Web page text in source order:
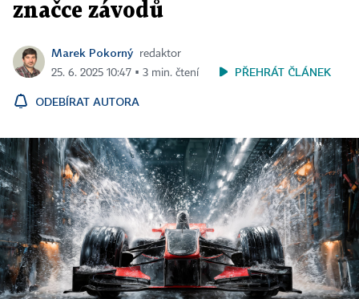
značce závodů
Marek Pokorný
redaktor
25. 6. 2025 10:47 ▪ 3 min. čtení
PŘEHRÁT ČLÁNEK
ODEBÍRAT AUTORA